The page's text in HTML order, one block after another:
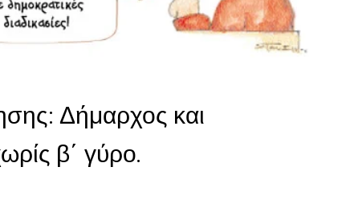
Δήμαρχος και
β΄ γύρο.